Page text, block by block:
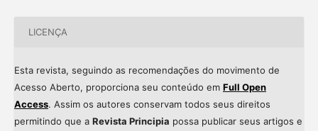
LICENÇA
Esta revista, seguindo as recomendações do movimento de
Acesso Aberto, proporciona seu conteúdo em Full Open
Access. Assim os autores conservam todos seus direitos
permitindo que a Revista Principia possa publicar seus artigos e